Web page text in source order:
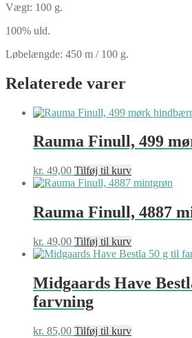
Vægt: 100 g.
100% uld.
Løbelængde: 450 m / 100 g.
Relaterede varer
Rauma Finull, 499
kr. 49,00 Tilføj til kurv
Rauma Finull, 4887
kr. 49,00 Tilføj til kurv
Midgaards Have
farvning
kr. 85,00 Tilføj til kurv